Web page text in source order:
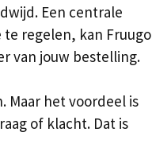
Een centrale
regelen, kan Fruugo
van jouw bestelling.
Maar het voordeel is
of klacht. Dat is